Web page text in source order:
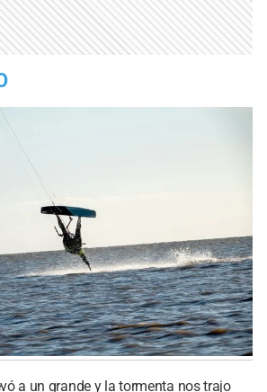
a un grande y la tormenta nos trajo